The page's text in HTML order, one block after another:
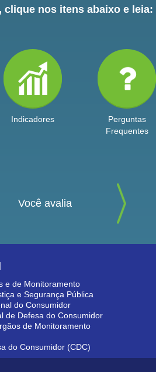
nos itens abaixo e leia:
Indicadores
Perguntas
Frequentes
Você avalia
e de Monitoramento
e Segurança Pública
do Consumidor
de Defesa do Consumidor
de Monitoramento
do Consumidor (CDC)